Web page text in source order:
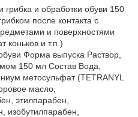
и обработки обуви 150
после контакта с
и поверхностями
коньков и т.п.)
Форма выпуска Раствор,
150 мл Состав Вода,
метосульфат (TETRANYL
масло,
этилпарабен,
изобутилпарабен,